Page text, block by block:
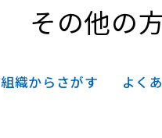
その他の
組織からさがす よく